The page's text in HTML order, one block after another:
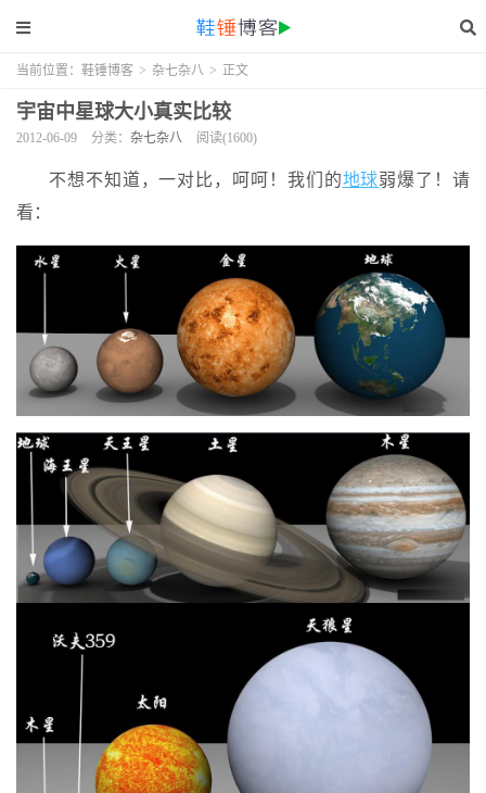
当前位置： 鞋锤博客 > 杂七杂八 > 正文
宇宙中星球大小真实比较
2012-06-09 分类： 杂七杂八 阅读(1600)
不想不知道，一对比，呵呵！我们的地球弱爆了！请
看：